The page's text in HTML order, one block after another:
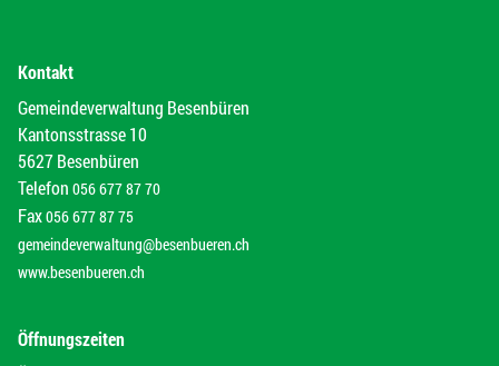
Kontakt
Gemeindeverwaltung Besenbüren
Kantonsstrasse 10
5627 Besenbüren
Telefon 056 677 87 70
Fax056 677 87 75
gemeindeverwaltung@besenbueren.ch
www.besenbueren.ch
Öffnungszeiten